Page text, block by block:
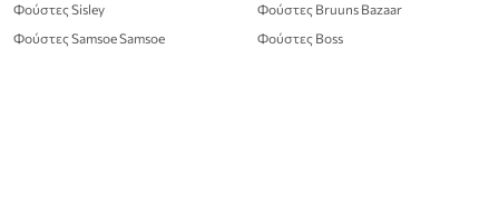
Φούστες Sisley
Φούστες Samsoe Samsoe
Φούστες Bruuns Bazaar
Φούστες Boss